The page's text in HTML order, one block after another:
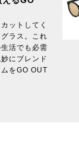
ットしてく
ラス。これ
活でも必需
にブレンド
をGO OUT